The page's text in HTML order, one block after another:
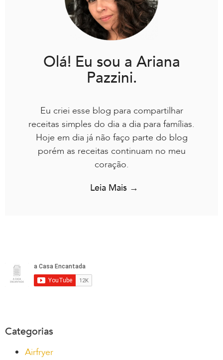
Olá! Eu sou a Ariana
Pazzini.
Eu criei esse blog para compartilhar
receitas simples do dia a dia para famílias.
Hoje em dia já não faço parte do blog
porém as receitas continuam no meu
coração.
Leia Mais →
Categorias
Airfryer